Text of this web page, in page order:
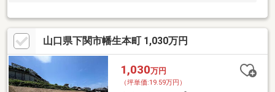
山口県下関市幡生本町 1,030万円
1,030万円
（坪単価:19.59万円）